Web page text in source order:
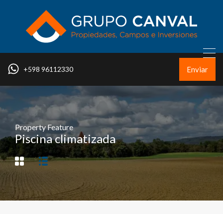
+598 96112330 Enviar
Property Feature
Piscina climatizada